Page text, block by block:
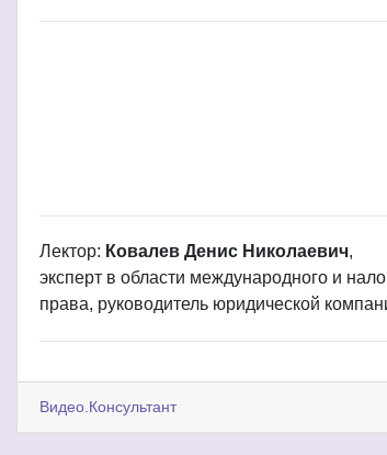
Лектор: Ковалев Денис Николаевич,
эксперт в области международного и
права, руководитель юридической
Видео.Консультант